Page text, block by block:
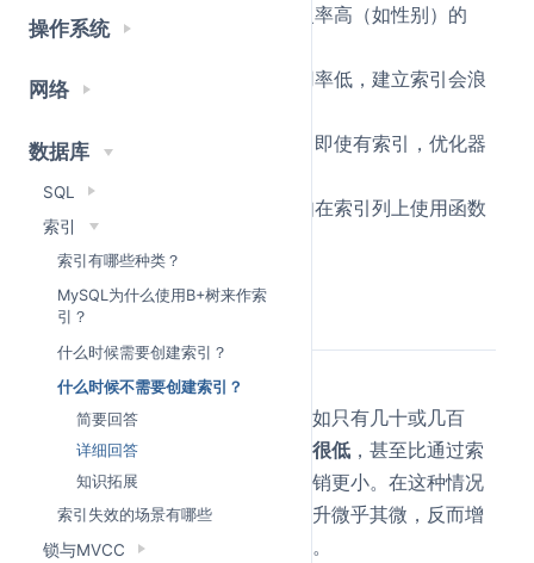
操作系统
网络
数据库
SQL
索引
索引有哪些种类？
MySQL为什么使用B+树来作索
引？
什么时候需要创建索引？
什么时候不需要创建索引？
简要回答
详细回答
知识拓展
索引失效的场景有哪些
锁与MVCC
区分度低的列：
对于数据重复率高（如性别）的
列，索引无法有效过滤数据。
不常用于查询的列：
索引利用率低，建立索引会浪
查询返回大部分数据的场景：
即使有索引，优化器
查询条件无法利用索引：
例如在索引列上使用函数
或模糊匹配。
详细回答
数据量小的表：
对于数据量非常小的表（例如只有几十或几百
行），
全表扫描的开销通常很低 ，甚至比通过索
引查找再回表读取数据的开销更小。在这种情况
下，创建索引带来的性能提升微乎其微，反而增
加了索引的存储和维护成本。